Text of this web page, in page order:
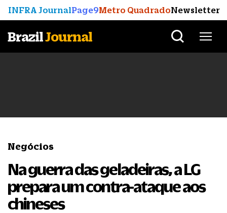
INFRA JournalPage9Metro QuadradoNewsletter
BrazilJournal
Negócios
Na guerra das geladeiras, a LG
prepara um contra-ataque aos
chineses